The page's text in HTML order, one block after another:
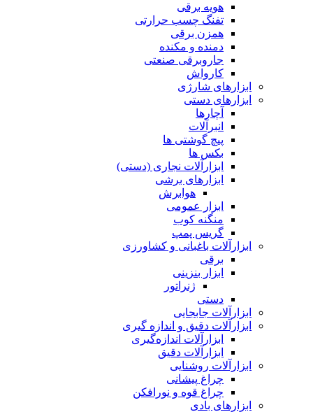
هویه برقی
تفنگ چسب حرارتی
همزن برقی
دمنده و مکنده
جاروبرقی صنعتی
کارواش
ابزارهای شارژی
ابزارهای دستی
آچارها
انبرآلات
پیچ گوشتی ها
بکس ها
ابزارآلات نجاری (دستی)
ابزارهای برشی
هوابرش
ابزار عمومی
منگنه کوب
گریس پمپ
ابزارآلات باغبانی و کشاورزی
برقی
ابزار بنزینی
ژنراتور
دستی
ابزارآلات جابجایی
ابزارآلات دقیق و اندازه گیری
ابزارآلات اندازه‌گیری
ابزارآلات دقیق
ابزارآلات روشنایی
چراغ پیشانی
چراغ قوه و نورافکن
ابزارهای بادی